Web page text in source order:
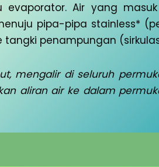
Air yang
pipa-pipa stainless*
penampungan
mengalir di seluruh
aliran air ke dalam